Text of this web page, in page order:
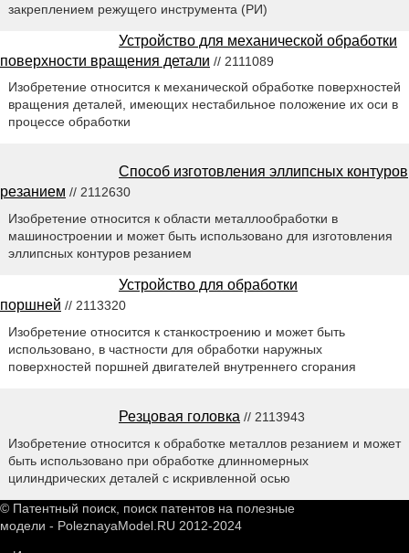
закреплением режущего инструмента (РИ)
Устройство для механической обработки
поверхности вращения детали // 2111089
Изобретение относится к механической обработке поверхностей
вращения деталей, имеющих нестабильное положение их оси в
процессе обработки
Способ изготовления эллипсных контуров
резанием // 2112630
Изобретение относится к области металлообработки в
машиностроении и может быть использовано для изготовления
эллипсных контуров резанием
Устройство для обработки
поршней // 2113320
Изобретение относится к станкостроению и может быть
использовано, в частности для обработки наружных
поверхностей поршней двигателей внутреннего сгорания
Резцовая головка // 2113943
Изобретение относится к обработке металлов резанием и может
быть использовано при обработке длинномерных
цилиндрических деталей с искривленной осью
© Патентный поиск, поиск патентов на полезные
модели - PoleznayaModel.RU 2012-2024